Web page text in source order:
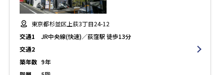
東京都杉並区上荻3丁目24-12
交通1
JR中央線(快速)／荻窪駅 徒歩13分
交通2
築年数 9年